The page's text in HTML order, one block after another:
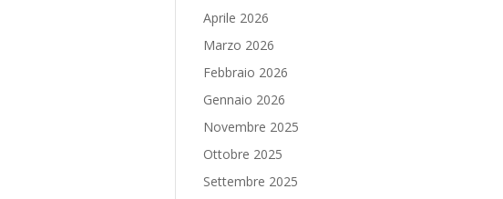
Aprile 2026
Marzo 2026
Febbraio 2026
Gennaio 2026
Novembre 2025
Ottobre 2025
Settembre 2025